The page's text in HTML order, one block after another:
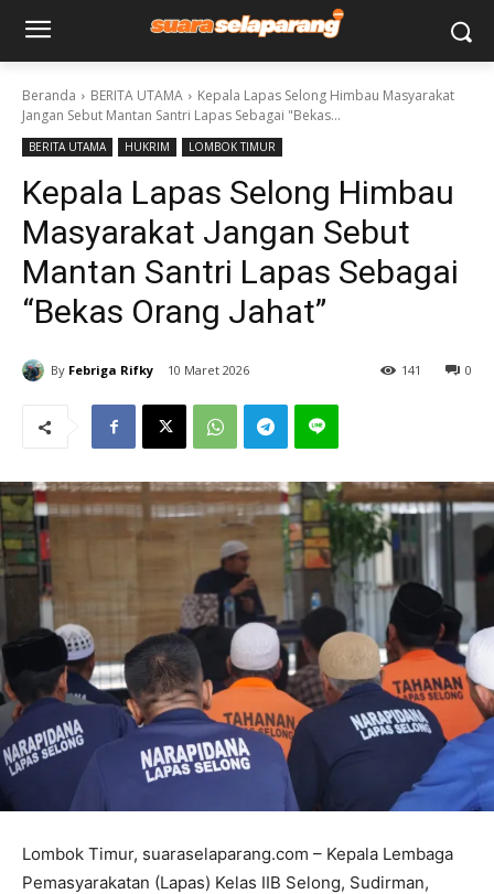
Beranda BERITA UTAMA
Kepala Lapas Selong Himbau Masyarakat
Jangan Sebut Mantan Santri Lapas Sebagai "Bekas...
BERITA UTAMA HUKRIM LOMBOK TIMUR
Kepala Lapas Selong Himbau
Masyarakat Jangan Sebut
Mantan Santri Lapas Sebagai
“Bekas Orang Jahat”
By Febriga Rifky 10 Maret 2026 0
141
Lombok Timur, suaraselaparang.com – Kepala Lembaga
Pemasyarakatan (Lapas) Kelas IIB Selong, Sudirman,